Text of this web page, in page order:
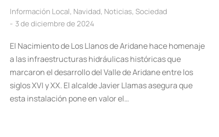
Información Local, Navidad, Noticias, Sociedad
3 de diciembre de 2024
El Nacimiento de Los Llanos de Aridane hace homenaje
a las infraestructuras hidráulicas históricas que
marcaron el desarrollo del Valle de Aridane entre los
siglos XVI y XX. El alcalde Javier Llamas asegura que
esta instalación pone en valor el…